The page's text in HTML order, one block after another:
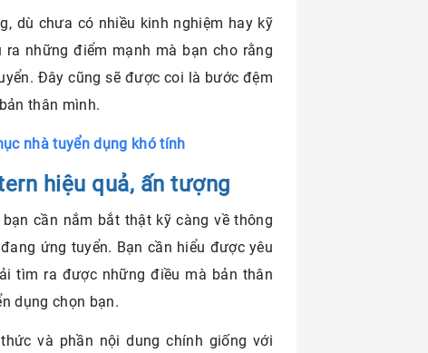
dù chưa có nhiều kinh nghiệm hay kỹ
những điểm mạnh mà bạn cho rằng
Đây cũng sẽ được coi là bước đệm
thân mình.
nhà tuyển dụng khó tính
hiệu quả, ấn tượng
cần nắm bắt thật kỹ càng về thông
ứng tuyển. Bạn cần hiểu được yêu
tìm ra được những điều mà bản thân
dụng chọn bạn.
và phần nội dung chính giống với